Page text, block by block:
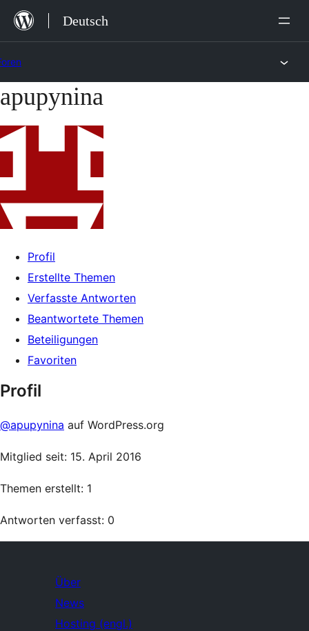
Zum
Inhalt
Deutsch
Zum
Inhalt
springen
apupynina
Profil
Erstellte Themen
Verfasste Antworten
Beantwortete Themen
Beteiligungen
Favoriten
Profil
@apupynina auf WordPress.org
Mitglied seit: 15. April 2016
Themen erstellt: 1
Antworten verfasst: 0
Über
News
Hosting (engl.)